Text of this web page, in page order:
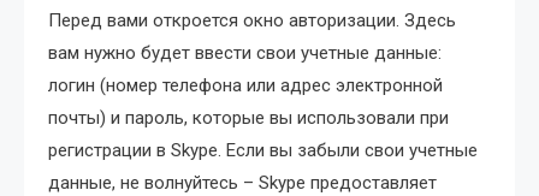
Перед вами откроется окно авторизации. Здесь
вам нужно будет ввести свои учетные данные:
логин (номер телефона или адрес электронной
почты) и пароль, которые вы использовали при
регистрации в Skype. Если вы забыли свои учетные
данные, не волнуйтесь – Skype предоставляет